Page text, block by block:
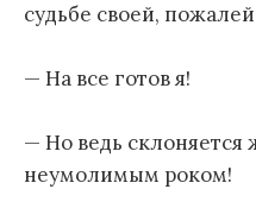
судьбе своей,
— На все готов я!
— Но ведь
неумолимым роком!